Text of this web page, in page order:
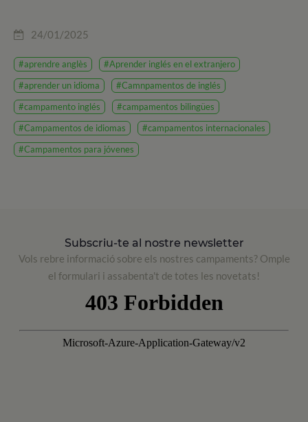
24/01/2025
#aprendre anglès
#Aprender inglés en el extranjero
#aprender un idioma
#Camnpamentos de inglés
#campamento inglés
#campamentos bilingües
#Campamentos de idiomas
#campamentos internacionales
#Campamentos para jóvenes
Subscriu-te al nostre newsletter
Vols rebre informació sobre els nostres campaments? Omple
el formulari i assabenta't de totes les novetats!